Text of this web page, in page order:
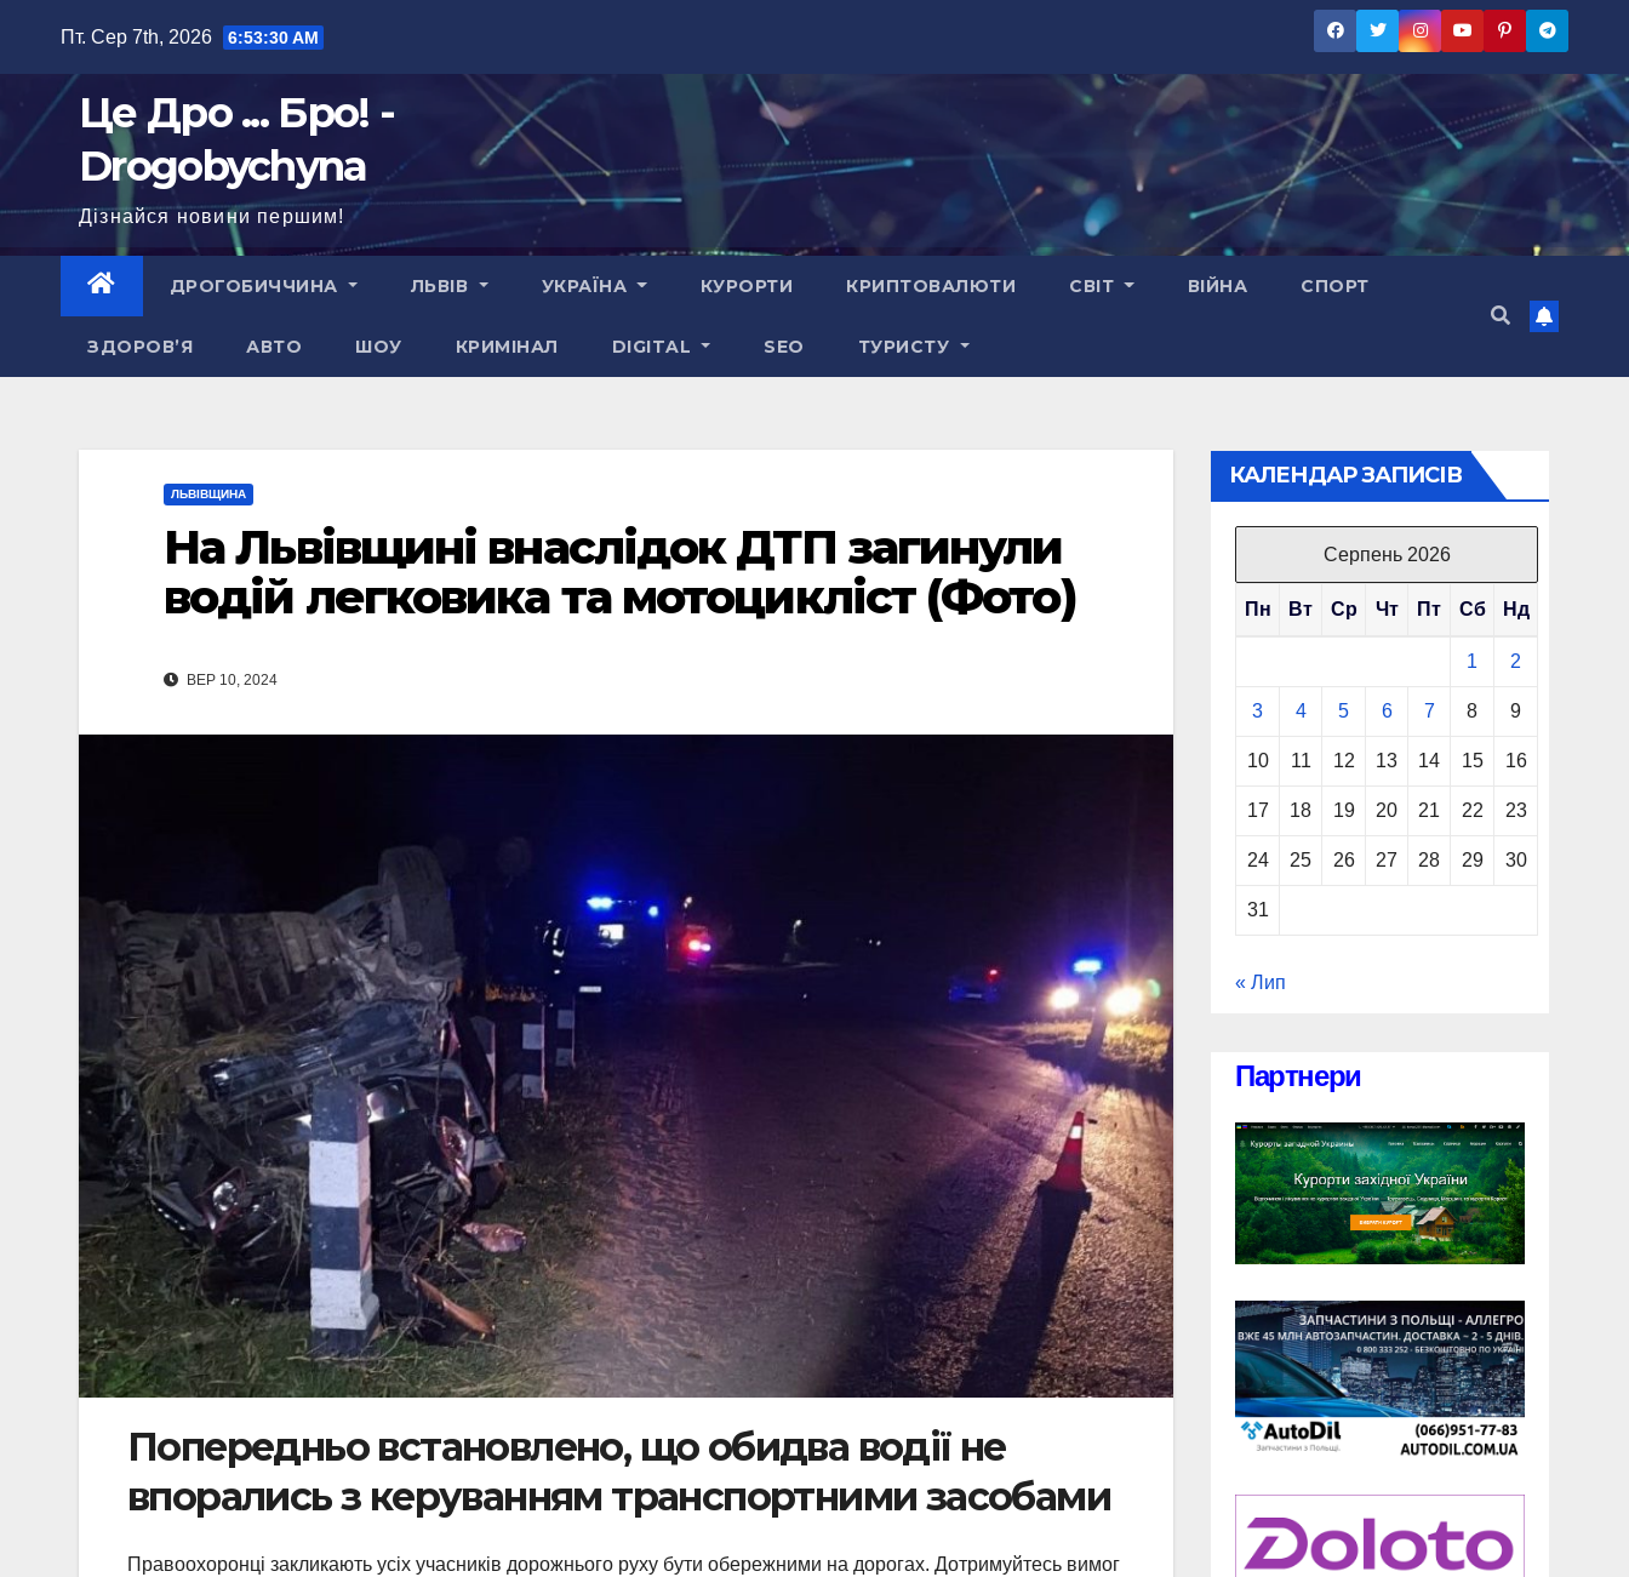
Пт. Сер 7th, 2026 6:53:32 AM
Це Дро ... Бро! -
Drogobychyna
Дізнайся новини першим!
ДРОГОБИЧЧИНА ЛЬВІВ УКРАЇНА КУРОРТИ КРИПТОВАЛЮТИ СВІТ ВІЙНА СПОРТ
ЗДОРОВ’Я АВТО ШОУ КРИМІНАЛ DIGITAL SEO ТУРИСТУ
ЛЬВІВЩИНА
На Львівщині внаслідок ДТП загинули
водій легковика та мотоцикліст (Фото)
ВЕР 10, 2024
Попередньо встановлено, що обидва водії не
впорались з керуванням транспортними засобами
Правоохоронці закликають усіх учасників дорожнього руху бути обережними на дорогах. Дотримуйтесь вимог
КАЛЕНДАР ЗАПИСІВ
Серпень 2026
Пн Вт Ср Чт Пт Сб Нд
1 2
3 4 5 6 7 8 9
10 11 12 13 14 15 16
17 18 19 20 21 22 23
24 25 26 27 28 29 30
31
« Лип
Партнери